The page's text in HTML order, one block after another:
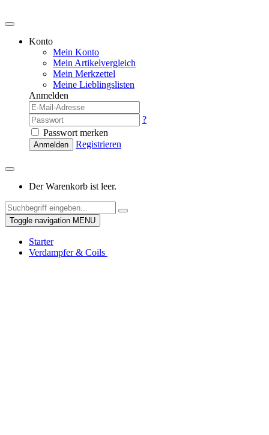
Konto
Mein Konto
Mein Artikelvergleich
Mein Merkzettel
Meine Lieblingslisten
Anmelden
?
Passwort merken
Anmelden Registrieren
Der Warenkorb ist leer.
Toggle navigation MENU
Starter
Verdampfer & Coils